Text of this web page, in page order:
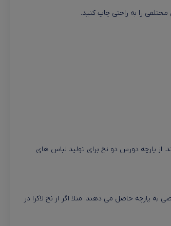
را به راحتی چاپ کنید.
پارچه دورس دو نخ برای تولید لباس های
پارچه حاصل می دهند. مثلا اگر از نخ لاکرا در